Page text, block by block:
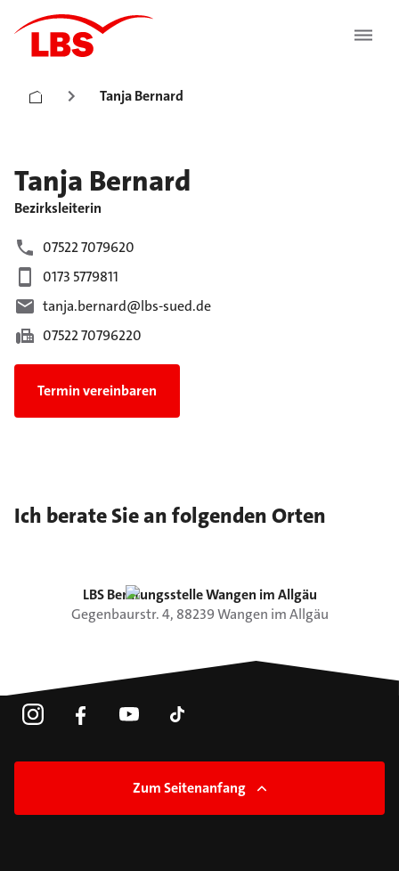
Tanja Bernard
Tanja Bernard
Bezirksleiterin
07522 7079620
0173 5779811
tanja.bernard@lbs-sued.de
07522 70796220
Termin vereinbaren
Ich berate Sie an folgenden Orten
LBS Beratungsstelle Wangen im Allgäu
Gegenbaurstr.4, 88239Wangen im Allgäu
Zum Seitenanfang